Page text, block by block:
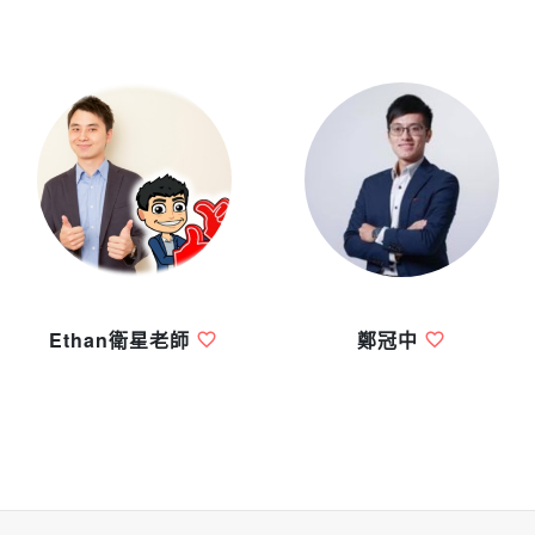
Ethan衛星老師 鄭冠中